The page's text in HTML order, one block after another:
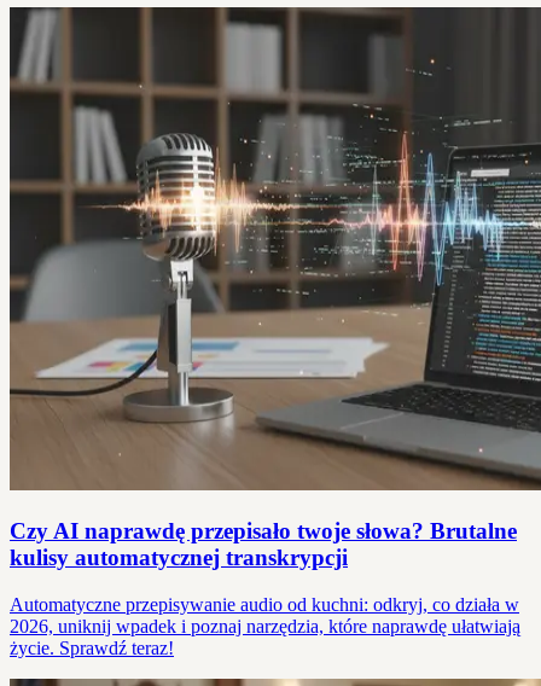
Czy AI naprawdę przepisało twoje słowa? Brutalne
kulisy automatycznej transkrypcji
Automatyczne przepisywanie audio od kuchni: odkryj, co działa w
2026, uniknij wpadek i poznaj narzędzia, które naprawdę ułatwiają
życie. Sprawdź teraz!